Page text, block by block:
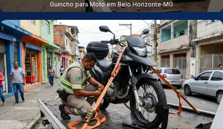
Guincho para Moto em Belo Horizonte‑MG